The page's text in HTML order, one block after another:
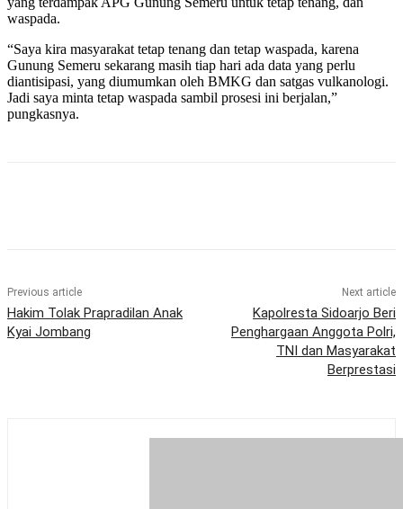
waspada.
“Saya kira masyarakat tetap tenang dan tetap waspada, karena
Gunung Semeru sekarang masih tiap hari ada data yang perlu
diantisipasi, yang diumumkan oleh BMKG dan satgas vulkanologi.
Jadi saya minta tetap waspada sambil prosesi ini berjalan,”
pungkasnya.
Previous article
Hakim Tolak Prapradilan Anak
Kyai Jombang
Next article
Kapolresta Sidoarjo Beri
Penghargaan Anggota Polri,
TNI dan Masyarakat
Berprestasi